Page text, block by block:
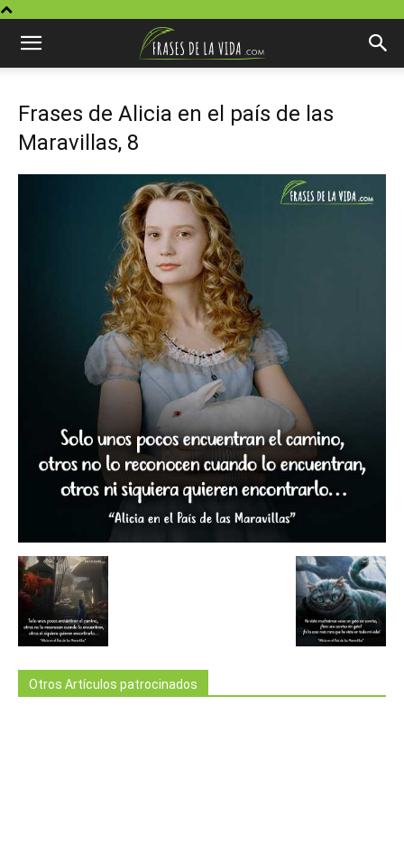
Frases de Alicia en el país de las
Maravillas, 8
Otros Artículos patrocinados